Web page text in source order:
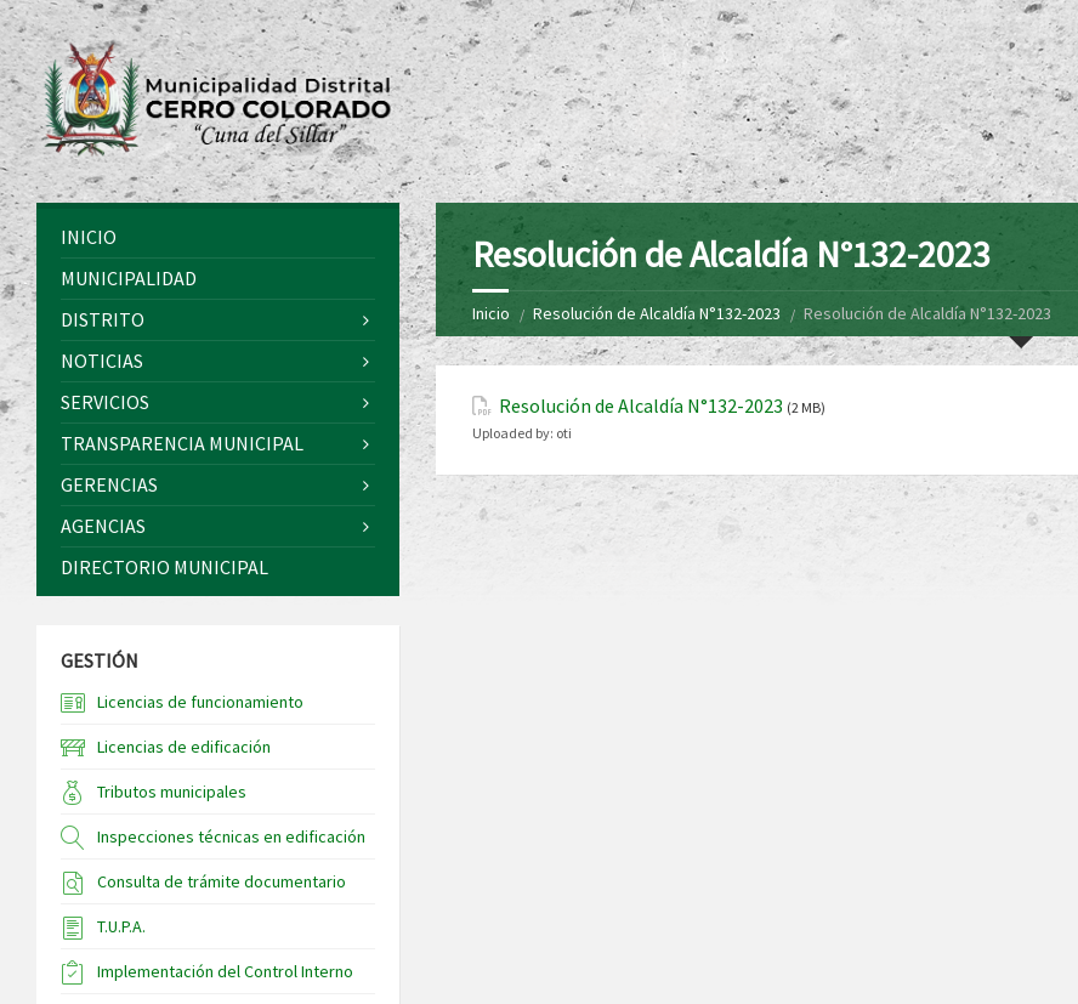
Resolución de Alcaldía N°132-2023
Inicio Resolución de Alcaldía N°132-2023 Resolución de Alcaldía N°132-2023
Resolución de Alcaldía N°132-2023 (2 MB)
Uploaded by: oti
INICIO
MUNICIPALIDAD
DISTRITO
NOTICIAS
SERVICIOS
TRANSPARENCIA MUNICIPAL
GERENCIAS
AGENCIAS
DIRECTORIO MUNICIPAL
GESTIÓN
Licencias de funcionamiento
Licencias de edificación
Tributos municipales
Inspecciones técnicas en edificación
Consulta de trámite documentario
T.U.P.A.
Implementación del Control Interno